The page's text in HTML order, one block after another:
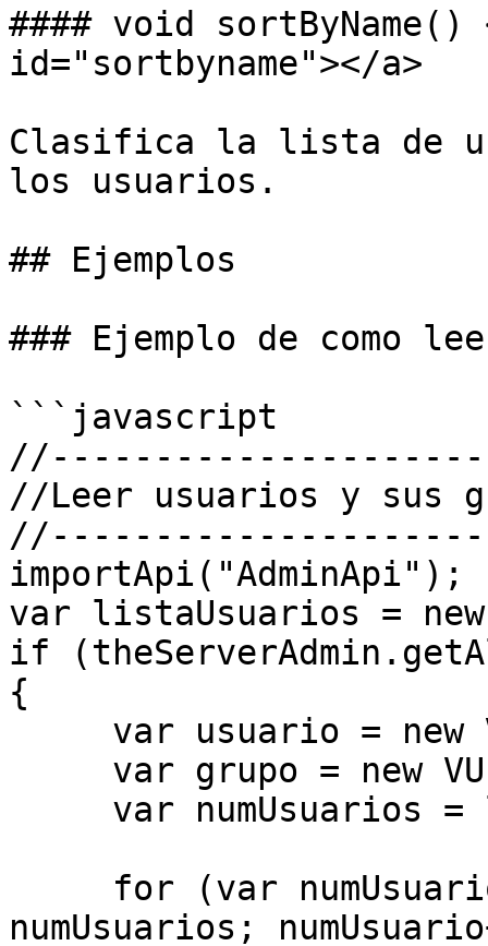
#### void
id="sortbyname"></a>
Clasifica la lista de
los usuarios.
## Ejemplos
### Ejemplo de como
```javascript
//Leer usuarios y sus
importApi("AdminApi");
var listaUsuarios =
if
{
numUsuarios;